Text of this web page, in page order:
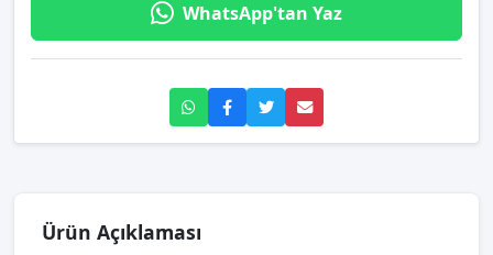
WhatsApp'tan Yaz
Ürün Açıklaması